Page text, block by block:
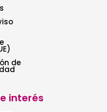
de
interés